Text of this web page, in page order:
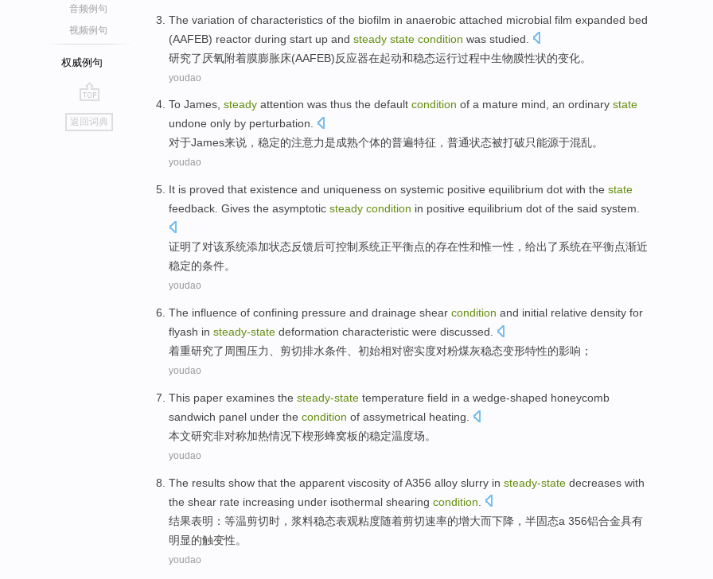
音频例句
视频例句
权威例句
go
top
返回词典
The variation of characteristics of the biofilm in anaerobic attached microbial film expanded bed
(AAFEB) reactor during start up and steady state condition was studied
研究了 厌氧附着膜膨胀床(AAFEB)反应器在起动和稳态运行过程中生物膜性状的变化。
youdao
To James, steady attention was thus the default condition of a mature mind, an ordinary state
undone only by perturbation.
对于James来说 ， 稳定的注意力是成熟个体的普遍特征， 普通状态被打破只能源于混乱。
youdao
It is proved that existence and uniqueness on systemic positive equilibrium dot with the state
feedback Gives the asymptotic steady condition in positive equilibrium dot of the said system
证明了对该系统添加状态反馈后可控制系统正平衡点的存在性和惟一性 ， 给出了系统在平衡点渐近
稳定的条件。
youdao
The influence of confining pressure and drainage shear condition and initial relative density for
flyash in steady-state deformation characteristic were discussed
着重研究了周围压力 剪切排水条件 初始相对密实度对粉煤灰稳态变形特性的影响 ；
youdao
This paper examines the steady-state temperature field in a wedge-shaped honeycomb
sandwich panel under the condition of assymetrical heating
本文研究非对称加热情况下楔形蜂窝板的稳定温度场。
youdao
The results show that the apparent viscosity ofA356 alloy slurry in steady-state decreases with
the shear rate increasing under isothermal shearing condition
结果表明 ： 等温剪切时， 浆料稳态表观粘度随着剪切速率的增大而下降 ，半固态a 356铝合金具有
明显的触变性。
youdao